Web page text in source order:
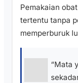
Pemakaian
tertentu tanpa
memperburuk
“Mata